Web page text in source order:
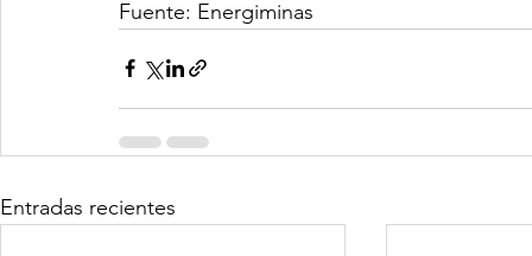
Fuente: Energiminas
Entradas recientes